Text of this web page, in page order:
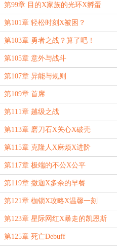
第99章 目的X家族的光环X孵蛋
第101章 轻松时刻X被困？
第103章 勇者之战？算了吧！
第105章 意外与战斗
第107章 异能与规则
第109章 首席
第111章 越级之战
第113章 磨刀石X关心X破壳
第115章 克隆人X麻烦X进阶
第117章 极端的不公X公平
第119章 撒迦X多余的早餐
第121章 枷锁X攻略X温馨一刻
第123章 星际网红X暴走的凯恩斯
第125章 死亡Debuff